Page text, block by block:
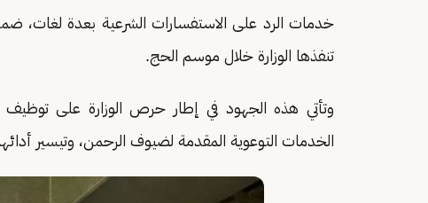
خدمات الرد على الاستفسارات الشرعية بعدة لغات،
تنفذها الوزارة خلال موسم الحج.
وتأتي هذه الجهود في إطار حرص الوزارة على توظيف
الخدمات التوعوية المقدمة لضيوف الرحمن، وتيسير